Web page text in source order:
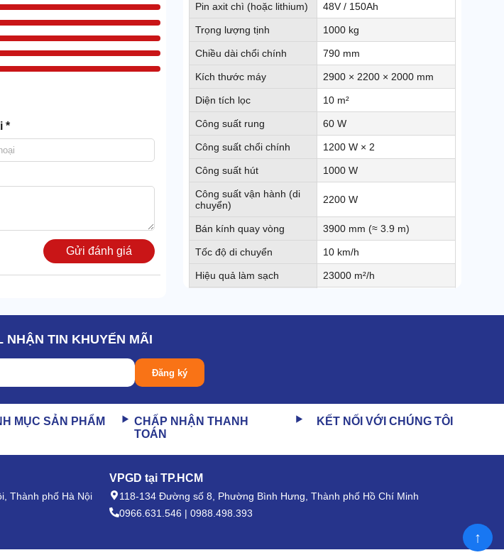
Pin axit chì (hoặc lithium) 48V / 150Ah
Trọng lượng tịnh 1000 kg
Chiều dài chổi chính 790 mm
Kích thước máy 2900 × 2200 × 2000 mm
Diện tích lọc 10 m²
Công suất rung 60 W
Công suất chổi chính 1200 W × 2
Công suất hút 1000 W
Công suất vận hành (di
chuyển)
2200 W
Bán kính quay vòng 3900 mm (≈ 3.9 m)
Tốc độ di chuyển 10 km/h
Hiệu quả làm sạch 23000 m²/h
Thời gian bảo hành
Dung tích thùng chứa
nước
200 Lít
240 Lít
Công suất chổi bên
Thời gian làm việc liên
tục
*
Gửi đánh giá
NHẬN TIN KHUYẾN MÃI
Đăng ký
MỤC SẢN PHẨM
CHẤP NHẬN THANH
TOÁN
KẾT NỐI VỚI CHÚNG TÔI
Thành phố Hà Nội
VPGD tại TP.HCM
118-134 Đường số 8, Phường Bình Hưng, Thành phố Hồ Chí Minh
0966.631.546 | 0988.498.393
↑